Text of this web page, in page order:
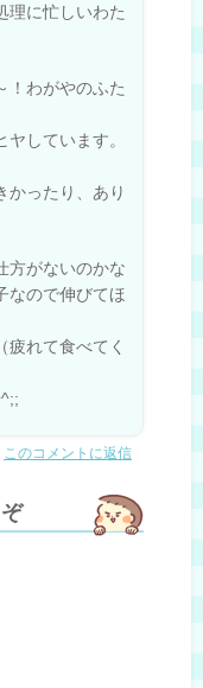
理に忙しいわた
！わがやのふた
しています。
かったり、あり
方がないのかな
なので伸びてほ
れて食べてく
このコメントに返信